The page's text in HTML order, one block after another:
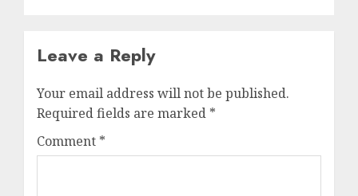
Leave a Reply
Your email address will not be published.
Required fields are marked *
Comment *